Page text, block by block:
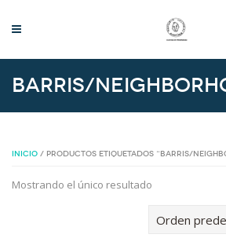
Barris/
INICIO / PRODUCTOS ETIQUETADOS “BARRIS/
Mostrando el único resultado